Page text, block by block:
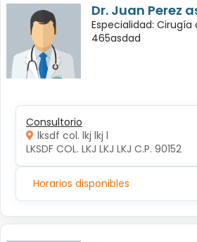
Dr. Juan Perez
Especialidad: Cirugía
465asdad
Consultorio
lksdf col. lkj lkj l
LKSDF COL. LKJ LKJ LKJ C.P. 90152
Horarios disponibles